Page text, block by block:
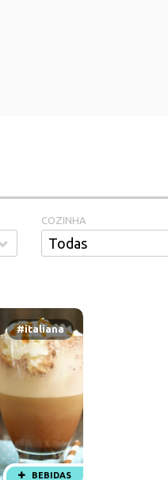
COZINHA
#italiana
BEBIDAS